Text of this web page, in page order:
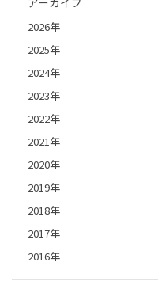
2026年
2025年
2024年
2023年
2022年
2021年
2020年
2019年
2018年
2017年
2016年